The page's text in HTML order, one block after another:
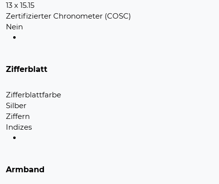
13 x 15.15
Zertifizierter Chronometer (COSC)
Nein
Zifferblatt
Zifferblattfarbe
Silber
Ziffern
Indizes
Armband